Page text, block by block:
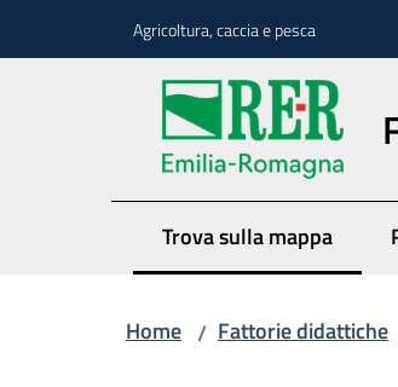
Agricoltura, caccia e pesca
Trova sulla mappa
Menu selezionato
Home / Fattorie didattiche